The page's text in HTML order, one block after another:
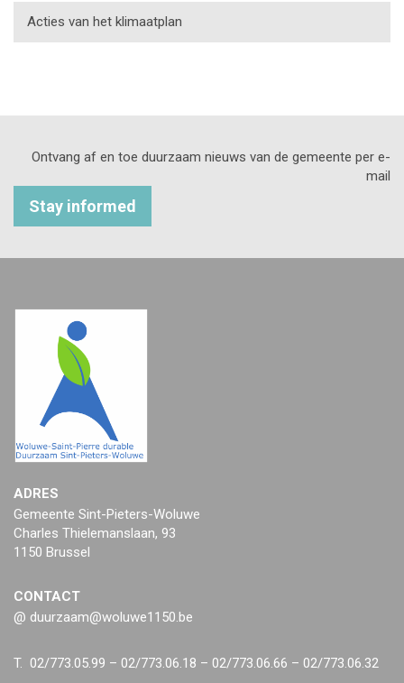
Acties van het klimaatplan
Ontvang af en toe duurzaam nieuws van de gemeente per e-
mail
Stay informed
ADRES
Gemeente Sint-Pieters-Woluwe
Charles Thielemanslaan, 93
1150 Brussel
CONTACT
@ duurzaam@woluwe1150.be
T. 02/773.05.99 – 02/773.06.18 – 02/773.06.66 – 02/773.06.32